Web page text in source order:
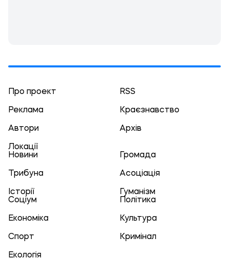
Про проект RSS
Реклама Краєзнавство
Автори Архів
Локації
Новини
Громада
Трибуна Асоціація
Історії
Гуманізм
Соціум
Політика
Економіка Культура
Спорт Кримінал
Екологія